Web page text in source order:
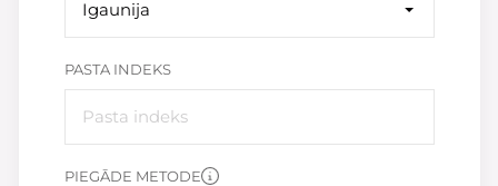
Igaunija
PASTA INDEKS
PIEGĀDE METODE